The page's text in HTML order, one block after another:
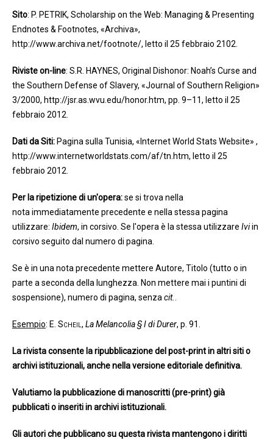
Sito: P. PETRIK, Scholarship on the Web: Managing & Presenting
Endnotes & Footnotes, «Archiva»,
http://www.archiva.net/footnote/, letto il 25 febbraio 2102.
Riviste on-line: S.R. HAYNES, Original Dishonor: Noah’s Curse and
the Southern Defense of Slavery, «Journal of Southern Religion»
3/2000, http://jsr.as.wvu.edu/honor.htm, pp. 9–11, letto il 25
febbraio 2012.
Dati da Siti: Pagina sulla Tunisia, «Internet World Stats Website» ,
http://www.internetworldstats.com/af/tn.htm, letto il 25
febbraio 2012.
Per la ripetizione di un'opera:se si trova nella
nota immediatamente precedente e nella stessa pagina
utilizzare: Ibidem, in corsivo. Se l'opera è la stessa utilizzare Iviin
corsivo seguito dal numero di pagina.
Se è in una nota precedente mettere Autore, Titolo (tutto o in
parte a seconda della lunghezza. Non mettere mai i puntini di
sospensione), numero di pagina, senza cit.
Esempio: E. Scheil , La Melancolia § I di Durer, p. 91.
La rivista consente la ripubblicazione del post-print in altri siti o
archivi istituzionali, anche nella versione editoriale definitiva.
Valutiamo la pubblicazione di manoscritti (pre-print) già
pubblicati o inseriti in archivi istituzionali.
Gli autori che pubblicano su questa rivista mantengono i diritti